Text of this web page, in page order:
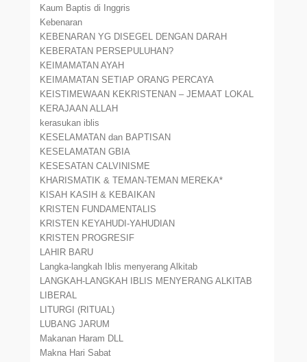
Kaum Baptis di Inggris
Kebenaran
KEBENARAN YG DISEGEL DENGAN DARAH
KEBERATAN PERSEPULUHAN?
KEIMAMATAN AYAH
KEIMAMATAN SETIAP ORANG PERCAYA
KEISTIMEWAAN KEKRISTENAN – JEMAAT LOKAL
KERAJAAN ALLAH
kerasukan iblis
KESELAMATAN dan BAPTISAN
KESELAMATAN GBIA
KESESATAN CALVINISME
KHARISMATIK & TEMAN-TEMAN MEREKA*
KISAH KASIH & KEBAIKAN
KRISTEN FUNDAMENTALIS
KRISTEN KEYAHUDI-YAHUDIAN
KRISTEN PROGRESIF
LAHIR BARU
Langka-langkah Iblis menyerang Alkitab
LANGKAH-LANGKAH IBLIS MENYERANG ALKITAB
LIBERAL
LITURGI (RITUAL)
LUBANG JARUM
Makanan Haram DLL
Makna Hari Sabat